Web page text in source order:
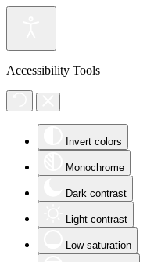
Accessibility Tools
Invert colors
Monochrome
Dark contrast
Light contrast
Low saturation